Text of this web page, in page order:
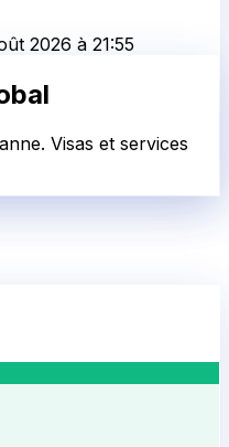
2026 à 21:55
Visas et services